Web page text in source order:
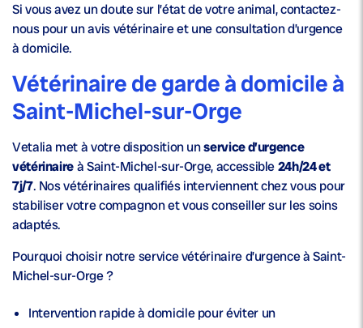
Si vous avez un doute sur l’état de votre animal, contactez-
nous pour un avis vétérinaire et une consultation d’urgence
à domicile.
Vétérinaire de garde à domicile à
Saint-Michel-sur-Orge
Vetalia met à votre disposition unservice d’urgence
vétérinaireà Saint-Michel-sur-Orge, accessible24h/24 et
7j/7. Nos vétérinaires qualifiés interviennent chez vous pour
stabiliser votre compagnon et vous conseiller sur les soins
adaptés.
Pourquoi choisir notre service vétérinaire d’urgence à Saint-
Michel-sur-Orge ?
Intervention rapideà domicile pour éviter un